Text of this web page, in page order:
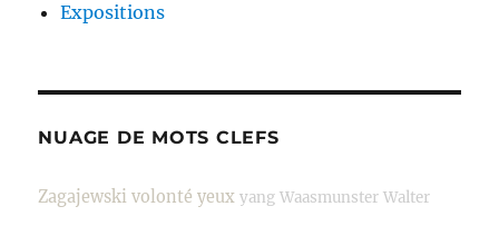
Expositions
NUAGE DE MOTS CLEFS
Zagajewski volonté yeux yang Waasmunster Walter